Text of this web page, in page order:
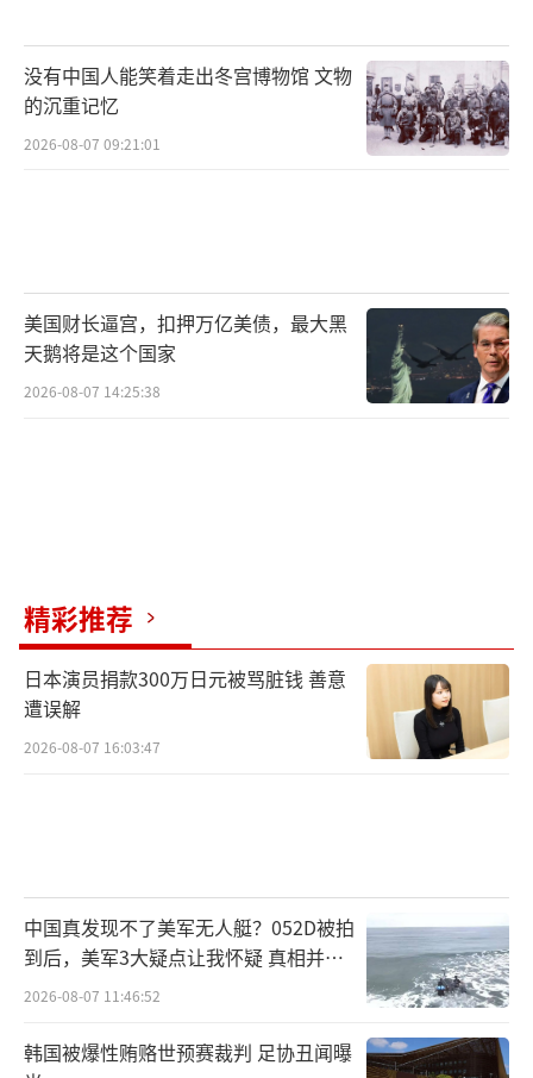
没有中国人能笑着走出冬宫博物馆 文物
的沉重记忆
2026-08-07 09:21:01
美国财长逼宫，扣押万亿美债，最大黑
天鹅将是这个国家
2026-08-07 14:25:38
精彩推荐
日本演员捐款300万日元被骂脏钱 善意
遭误解
2026-08-07 16:03:47
中国真发现不了美军无人艇？052D被拍
到后，美军3大疑点让我怀疑 真相并非
如此
2026-08-07 11:46:52
韩国被爆性贿赂世预赛裁判 足协丑闻曝